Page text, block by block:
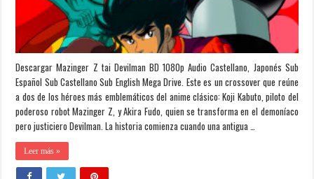
Descargar Mazinger Z tai Devilman BD 1080p Audio Castellano, Japonés Sub
Español Sub Castellano Sub English Mega Drive. Este es un crossover que reúne
a dos de los héroes más emblemáticos del anime clásico: Koji Kabuto, piloto del
poderoso robot Mazinger Z, y Akira Fudo, quien se transforma en el demoníaco
pero justiciero Devilman. La historia comienza cuando una antigua …
Leer más »